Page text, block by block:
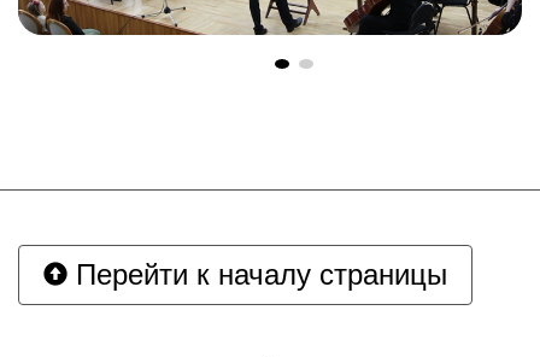
Перейти к началу страницы